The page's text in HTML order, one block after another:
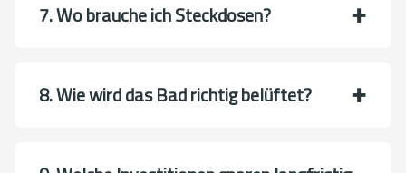
7. Wo brauche ich Steckdosen?
8. Wie wird das Bad richtig belüftet?